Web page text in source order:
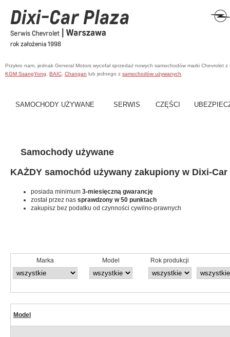
Przykro nam, jednak General Motors wycofał sprzedaż nowych samochodów marki Chevrolet
KGM SsangYong
BAIC Changan lub jednego z samochodów używanych
SAMOCHODY UŻYWANE SERWIS CZĘŚCI
Samochody używane
KAŻDY samochód używany zakupiony w Dixi-Car
posiada minimum 3-miesięczną gwarancję
został przez nas sprawdzony w 50 punktach
zakupisz bez podatku od czynności cywilno-prawnych
Marka Model Rok produkcji
Model